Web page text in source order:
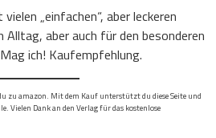
„einfachen“, aber leckeren
Alltag, aber auch für den besonderen
ich! Kaufempfehlung.
zu amazon. Mit dem Kauf unterstützt du diese Seite und
Vielen Dank an den Verlag für das kostenlose